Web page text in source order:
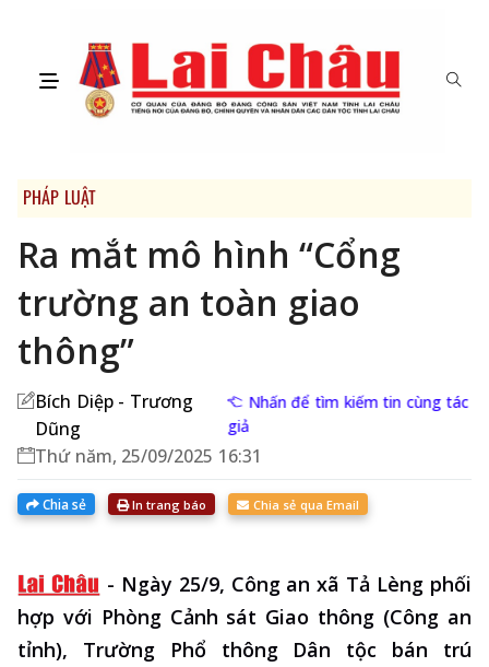
PHÁP LUẬT
Ra mắt mô hình “Cổng
trường an toàn giao
thông”
Bích Diệp - Trương
Dũng
Nhấn để tìm kiếm tin cùng tác
giả
Thứ năm, 25/09/2025 16:31
Chia sẻ In trang báo Chia sẻ qua Email
- Ngày 25/9, Công an xã Tả Lèng phối
hợp với Phòng Cảnh sát Giao thông (Công an
tỉnh), Trường Phổ thông Dân tộc bán trú